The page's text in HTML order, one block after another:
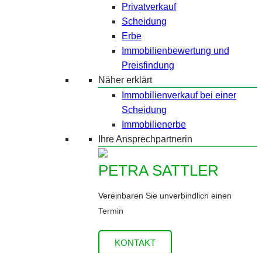
Privatverkauf
Scheidung
Erbe
Immobilienbewertung und
Preisfindung
Näher erklärt
Immobilienverkauf bei einer
Scheidung
Immobilienerbe
Ihre Ansprechpartnerin
PETRA SATTLER
Vereinbaren Sie unverbindlich einen
Termin
KONTAKT